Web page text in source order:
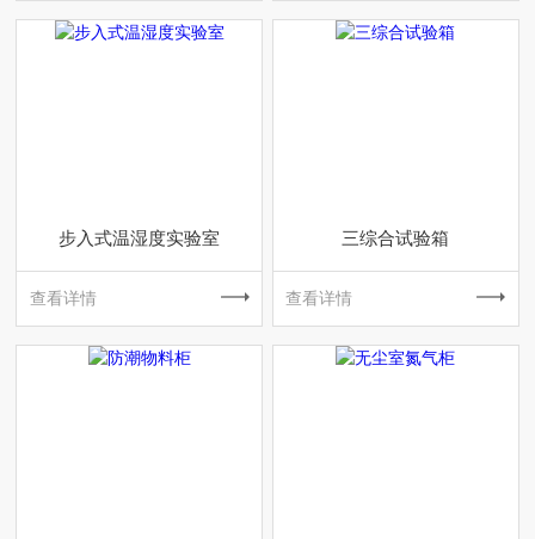
步入式温湿度实验室
查看详情
三综合试验箱
查看详情